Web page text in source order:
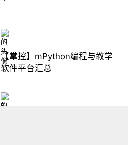
【掌控】mPython编程与教学
软件平台汇总